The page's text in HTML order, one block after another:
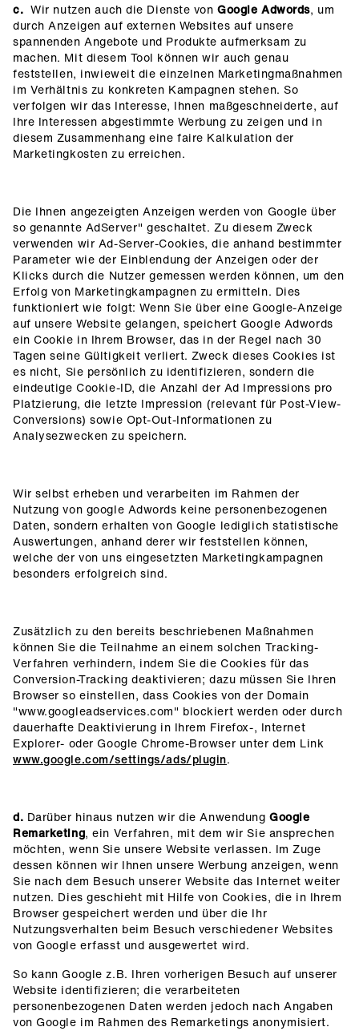
c. Wir nutzen auch die Dienste vonGoogle Adwords, um
durch Anzeigen auf externen Websites auf unsere
spannenden Angebote und Produkte aufmerksam zu
machen. Mit diesem Tool können wir auch genau
feststellen, inwieweit die einzelnen Marketingmaßnahmen
im Verhältnis zu konkreten Kampagnen stehen. So
verfolgen wir das Interesse, Ihnen maßgeschneiderte, auf
Ihre Interessen abgestimmte Werbung zu zeigen und in
diesem Zusammenhang eine faire Kalkulation der
Marketingkosten zu erreichen.
Die Ihnen angezeigten Anzeigen werden von Google über
so genannte AdServer" geschaltet. Zu diesem Zweck
verwenden wir Ad-Server-Cookies, die anhand bestimmter
Parameter wie der Einblendung der Anzeigen oder der
Klicks durch die Nutzer gemessen werden können, um den
Erfolg von Marketingkampagnen zu ermitteln. Dies
funktioniert wie folgt: Wenn Sie über eine Google-Anzeige
auf unsere Website gelangen, speichert Google Adwords
ein Cookie in Ihrem Browser, das in der Regel nach 30
Tagen seine Gültigkeit verliert. Zweck dieses Cookies ist
es nicht, Sie persönlich zu identifizieren, sondern die
eindeutige Cookie-ID, die Anzahl der Ad Impressions pro
Platzierung, die letzte Impression (relevant für Post-View-
Conversions) sowie Opt-Out-Informationen zu
Analysezwecken zu speichern.
Wir selbst erheben und verarbeiten im Rahmen der
Nutzung von google Adwords keine personenbezogenen
Daten, sondern erhalten von Google lediglich statistische
Auswertungen, anhand derer wir feststellen können,
welche der von uns eingesetzten Marketingkampagnen
besonders erfolgreich sind.
Zusätzlich zu den bereits beschriebenen Maßnahmen
können Sie die Teilnahme an einem solchen Tracking-
Verfahren verhindern, indem Sie die Cookies für das
Conversion-Tracking deaktivieren; dazu müssen Sie Ihren
Browser so einstellen, dass Cookies von der Domain
"www.googleadservices.com" blockiert werden oder durch
dauerhafte Deaktivierung in Ihrem Firefox-, Internet
Explorer- oder Google Chrome-Browser unter dem Link
www.google.com/settings/ads/plugin.
d. Darüber hinaus nutzen wir die AnwendungGoogle
Remarketing, ein Verfahren, mit dem wir Sie ansprechen
möchten, wenn Sie unsere Website verlassen. Im Zuge
dessen können wir Ihnen unsere Werbung anzeigen, wenn
Sie nach dem Besuch unserer Website das Internet weiter
nutzen. Dies geschieht mit Hilfe von Cookies, die in Ihrem
Browser gespeichert werden und über die Ihr
Nutzungsverhalten beim Besuch verschiedener Websites
von Google erfasst und ausgewertet wird.
So kann Google z.B. Ihren vorherigen Besuch auf unserer
Website identifizieren; die verarbeiteten
personenbezogenen Daten werden jedoch nach Angaben
von Google im Rahmen des Remarketings anonymisiert.